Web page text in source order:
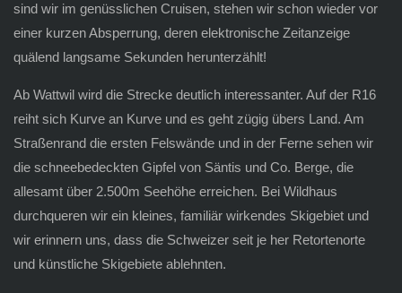
sind wir im genüsslichen Cruisen, stehen wir schon wieder vor
einer kurzen Absperrung, deren elektronische Zeitanzeige
quälend langsame Sekunden herunterzählt!
Ab Wattwil wird die Strecke deutlich interessanter. Auf der R16
reiht sich Kurve an Kurve und es geht zügig übers Land. Am
Straßenrand die ersten Felswände und in der Ferne sehen wir
die schneebedeckten Gipfel von Säntis und Co. Berge, die
allesamt über 2.500m Seehöhe erreichen. Bei Wildhaus
durchqueren wir ein kleines, familiär wirkendes Skigebiet und
wir erinnern uns, dass die Schweizer seit je her Retortenorte
und künstliche Skigebiete ablehnten.